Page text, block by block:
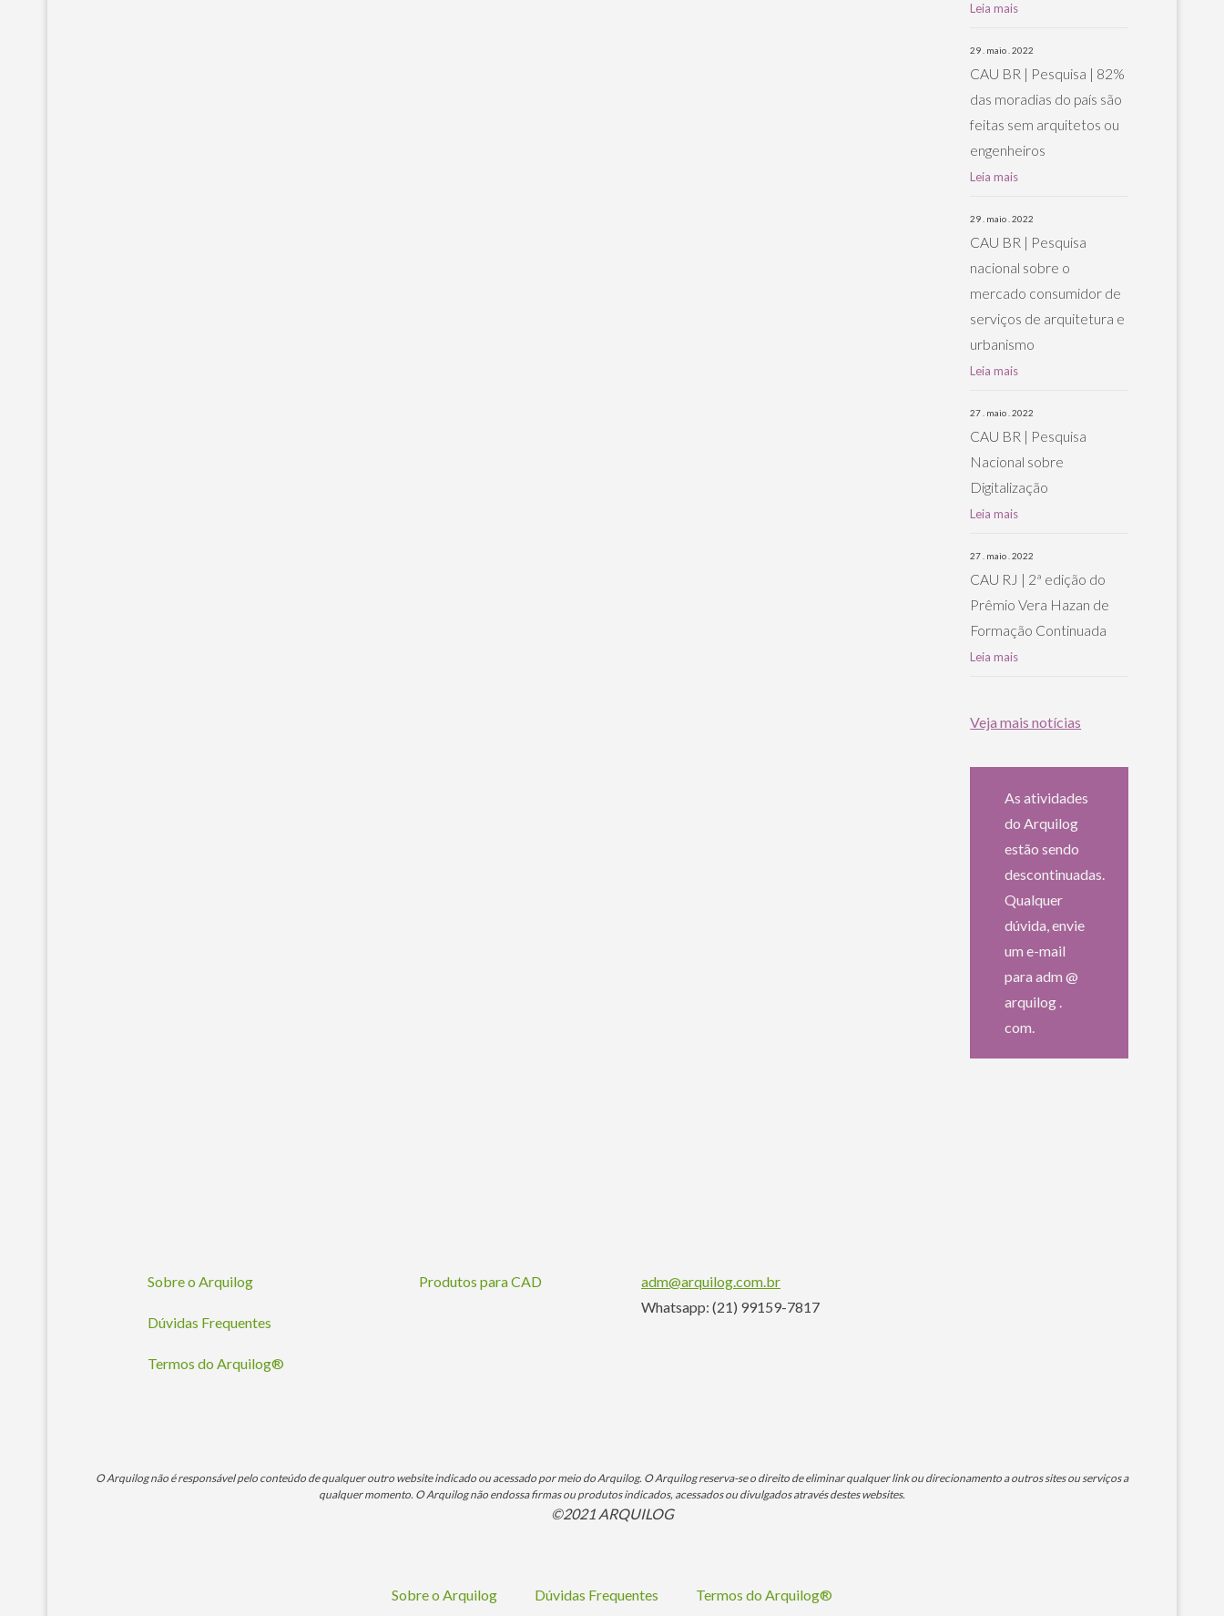
Leia mais
29 . maio . 2022
CAU BR | Pesquisa | 82%
das moradias do país são
feitas sem arquitetos ou
engenheiros
Leia mais
29 . maio . 2022
CAU BR | Pesquisa
nacional sobre o
mercado consumidor de
serviços de arquitetura e
urbanismo
Leia mais
27 . maio . 2022
CAU BR | Pesquisa
Nacional sobre
Digitalização
Leia mais
27 . maio . 2022
CAU RJ | 2ª edição do
Prêmio Vera Hazan de
Formação Continuada
Leia mais
Veja mais notícias
As atividades
do Arquilog
estão sendo
descontinuadas.
Qualquer
dúvida, envie
um e-mail
para adm @
arquilog .
com.
Sobre o Arquilog
Dúvidas Frequentes
Termos do Arquilog®
Produtos para CAD
adm@arquilog.com.br
Whatsapp: (21) 99159-7817
O Arquilog não é responsável pelo conteúdo de qualquer outro website indicado ou acessado por meio do Arquilog. O Arquilog reserva-se o direito de eliminar qualquer link ou direcionamento a outros sites ou serviços a
qualquer momento. O Arquilog não endossa firmas ou produtos indicados, acessados ou divulgados através destes websites.
©2021 ARQUILOG
Sobre o Arquilog Dúvidas Frequentes Termos do Arquilog®